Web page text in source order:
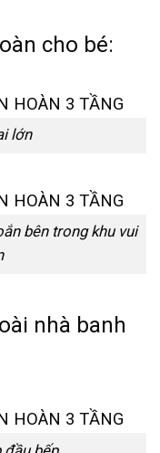
cho bé:
lớn
bên trong khu vui
nhà banh